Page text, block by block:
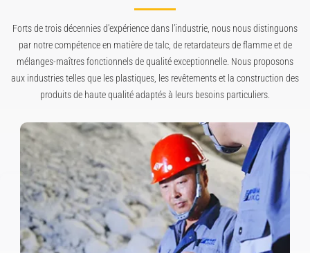
Forts de trois décennies d'expérience dans l’industrie, nous nous distinguons
par notre compétence en matière de talc, de retardateurs de flamme et de
mélanges-maîtres fonctionnels de qualité exceptionnelle. Nous proposons
aux industries telles que les plastiques, les revêtements et la construction des
produits de haute qualité adaptés à leurs besoins particuliers.